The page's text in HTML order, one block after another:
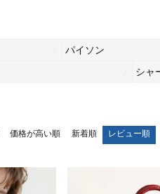
パイソン
シャ
価格が高い順 新着順 レビュー順